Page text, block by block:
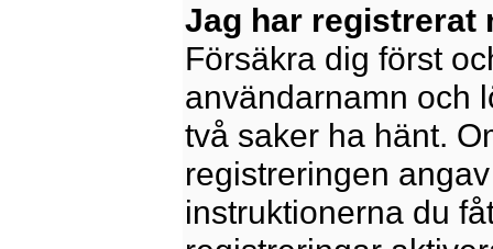
Jag har registrerat
Försäkra dig först
användarnamn och
två saker ha hänt.
registreringen
instruktionerna du